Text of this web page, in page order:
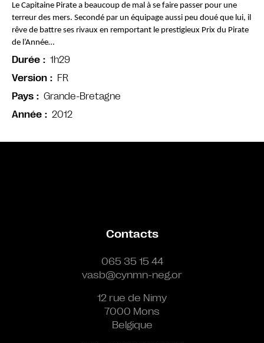
Le Capitaine Pirate a beaucoup de mal à se faire passer pour une
terreur des mers. Secondé par un équipage aussi peu doué que lui, il
rêve de battre ses rivaux en remportant le prestigieux Prix du Pirate
de l’Année…
Durée
1h29
Version
FR
Pays
Grande-Bretagne
Année
2012
Contacts
065 35 15 44
vasb@cynmn-neg.or
12 rue de Nimy
7000 Mons
Belgique